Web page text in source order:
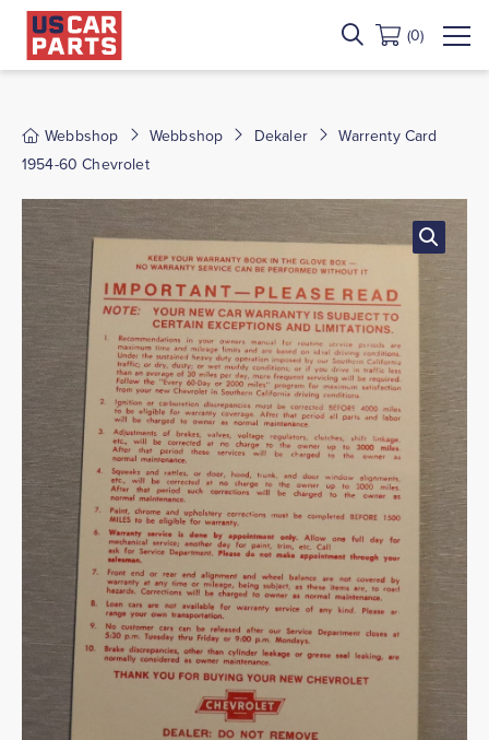
(0)
Webbshop Webbshop Dekaler
Warrenty Card
1954-60 Chevrolet